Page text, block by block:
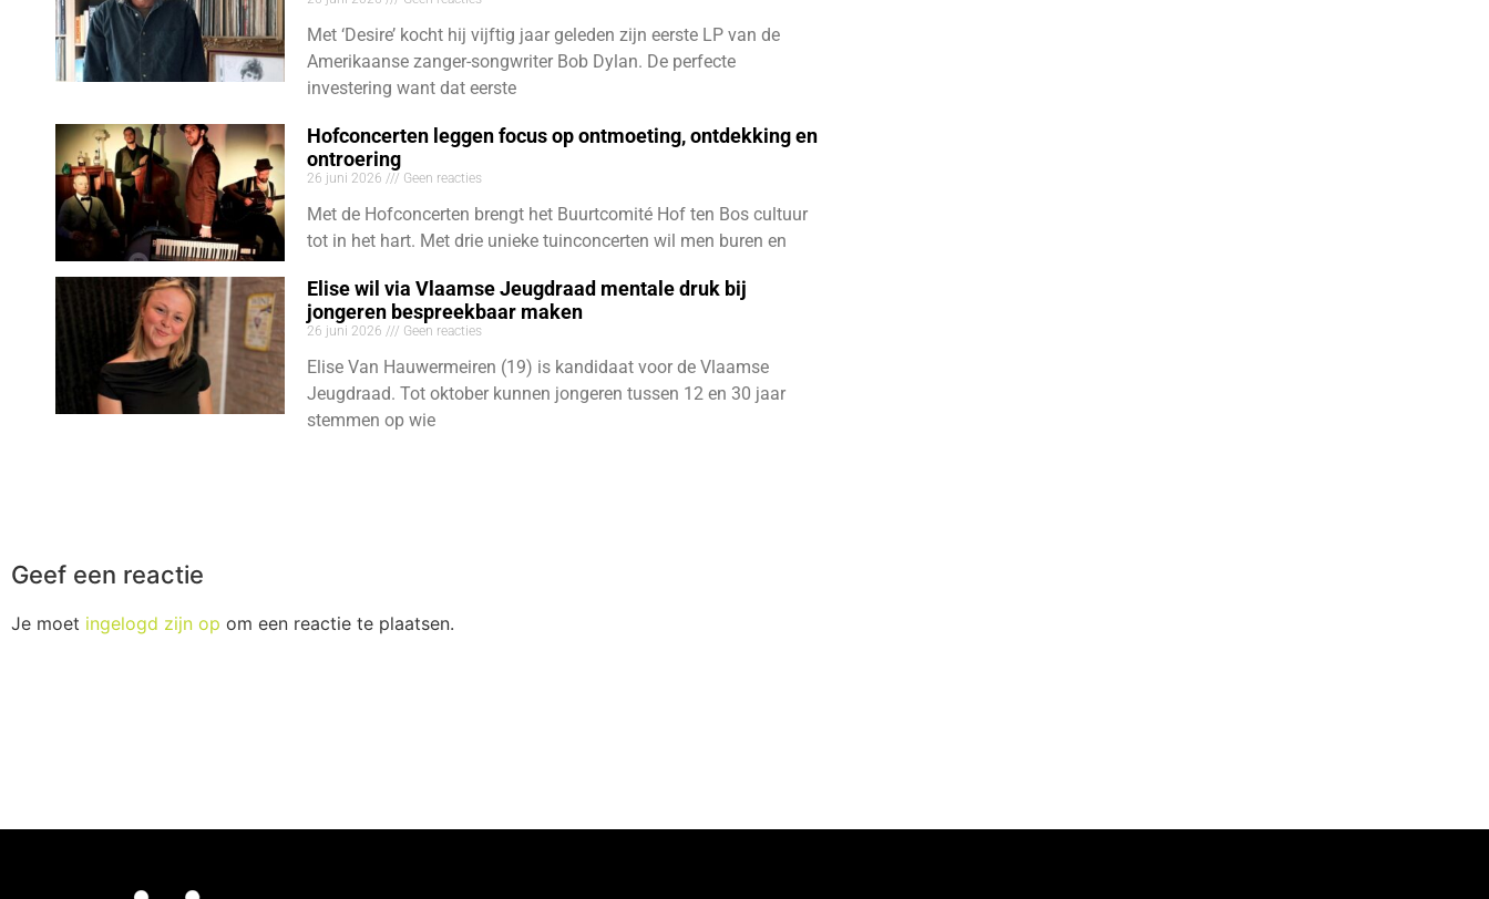
Met ‘Desire’ kocht hij vijftig jaar geleden zijn eerste LP van de
Amerikaanse zanger-songwriter Bob Dylan. De perfecte
investering want dat eerste
Hofconcerten leggen focus op ontmoeting, ontdekking en
ontroering
26 juni 2026 Geen reacties
Met de Hofconcerten brengt het Buurtcomité Hof ten Bos cultuur
tot in het hart. Met drie unieke tuinconcerten wil men buren en
Elise wil via Vlaamse Jeugdraad mentale druk bij
jongeren bespreekbaar maken
26 juni 2026 Geen reacties
Elise Van Hauwermeiren (19) is kandidaat voor de Vlaamse
Jeugdraad. Tot oktober kunnen jongeren tussen 12 en 30 jaar
stemmen op wie
Geef een reactie
Je moet ingelogd zijn op om een reactie te plaatsen.